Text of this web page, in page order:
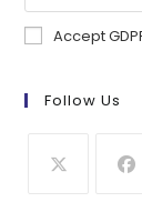
Accept
Follow Us